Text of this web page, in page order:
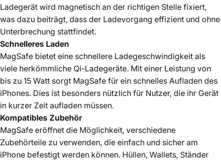
Ladegerät wird magnetisch an der richtigen Stelle fixiert,
was dazu beiträgt, dass der Ladevorgang effizient und ohne
Unterbrechung stattfindet.
Schnelleres Laden
MagSafe bietet eine schnellere Ladegeschwindigkeit als
viele herkömmliche Qi-Ladegeräte. Mit einer Leistung von
bis zu 15 Watt sorgt MagSafe für ein schnelles Aufladen des
iPhones. Dies ist besonders nützlich für Nutzer, die ihr Gerät
in kurzer Zeit aufladen müssen.
Kompatibles Zubehör
MagSafe eröffnet die Möglichkeit, verschiedene
Zubehörteile zu verwenden, die einfach und sicher am
iPhone befestigt werden können. Hüllen, Wallets, Ständer